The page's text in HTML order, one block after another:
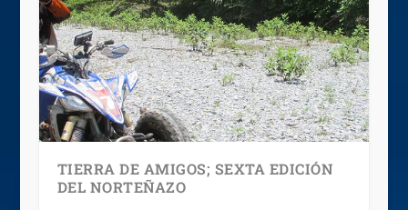
TIERRA DE AMIGOS; SEXTA EDICIÓN
DEL NORTEÑAZO